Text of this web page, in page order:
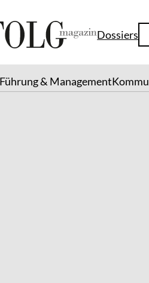
Dossiers
& Management